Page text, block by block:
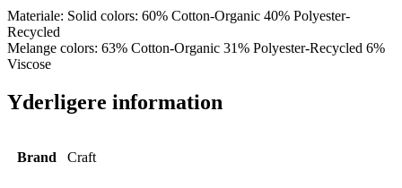
Materiale: Solid colors: 60% Cotton-Organic 40% Polyester-
Recycled
Melange colors: 63% Cotton-Organic 31% Polyester-Recycled 6%
Viscose
Yderligere information
Brand Craft